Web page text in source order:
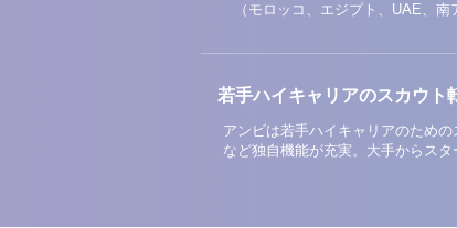
（モロッコ、エジプト、UAE、南
若手ハイキャリアのスカウト
アンビは若手ハイキャリアのため
など独自機能が充実。大手からス